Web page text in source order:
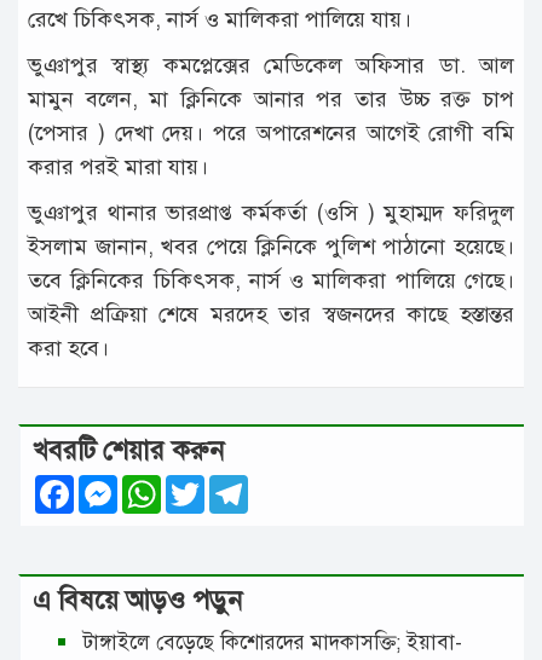
রে‌খে চি‌কিৎসক, নার্স ও মা‌লিকরা পা‌লি‌য়ে যায়।
ভুঞাপুর স্বাস্থ‌্য কম‌প্লে‌ক্সের মে‌ডি‌কেল অ‌ফিসার ডা. আল
মামুন ব‌লেন, মা ক্লি‌নি‌কে আনার পর তার উচ্চ রক্ত চাপ
(‌পেসার ) দেখা দেয়। প‌রে অপা‌রেশ‌নের আ‌গেই রোগী ব‌মি
কর‌ার পরই মারা যায়।
ভুঞাপুর থানার ভারপ্রাপ্ত কর্মকর্তা (ও‌সি ) মুহাম্মদ ফ‌রিদুল
ইসলাম জানান, খবর পে‌য়ে ক্লি‌নি‌কে পু‌লিশ পাঠা‌নো হ‌য়ে‌ছে।
ত‌বে ক্লি‌নি‌কের চি‌কিৎসক, নার্স ও মালিকরা পা‌লি‌য়ে গে‌ছে।
আইনী প্রক্রিয়া শে‌ষে মর‌দেহ তার স্বজন‌দের কা‌ছে হস্তান্তর
করা হ‌বে।
খবরটি শেয়ার করুন
FacebookMessenger
WhatsApp
Twitter
এ বিষয়ে আড়ও পড়ুন
টাঙ্গাইলে বেড়েছে কিশোরদের মাদকাসক্তি; ইয়াবা-